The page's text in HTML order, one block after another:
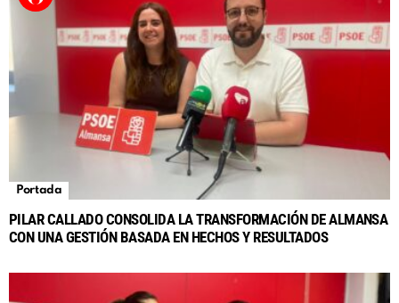
Portada
PILAR CALLADO CONSOLIDA LA TRANSFORMACIÓN DE ALMANSA
CON UNA GESTIÓN BASADA EN HECHOS Y RESULTADOS